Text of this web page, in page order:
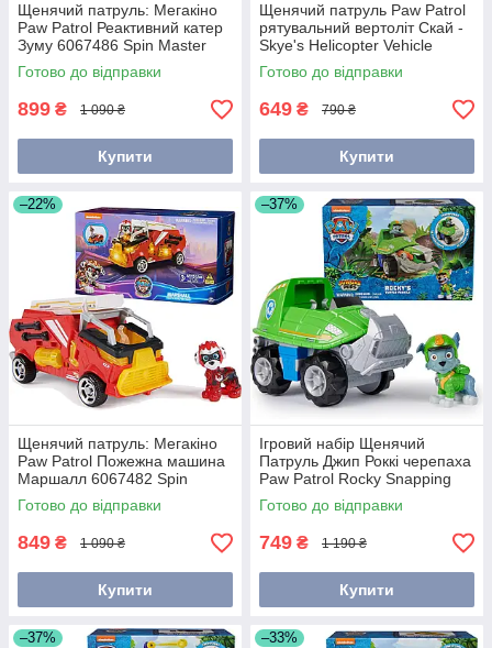
Щенячий патруль: Мегакіно
Paw Patrol Реактивний катер
Зуму 6067486 Spin Master
Готово до відправки
899 ₴ 1 090 ₴
Купити
Щенячий патруль Paw Patrol
рятувальний вертоліт Скай -
Skye's Helicopter Vehicle
6061800/6069061/6069060
Готово до відправки
649 ₴ 790 ₴
Купити
–22%
Щенячий патруль: Мегакіно
Paw Patrol Пожежна машина
Маршалл 6067482 Spin
Master
Готово до відправки
849 ₴ 1 090 ₴
Купити
–37%
Ігровий набір Щенячий
Патруль Джип Роккі черепаха
Paw Patrol Rocky Snapping
Turtle Jungle Cruiser 6069249
Готово до відправки
749 ₴ 1 190 ₴
Купити
–37% –33%